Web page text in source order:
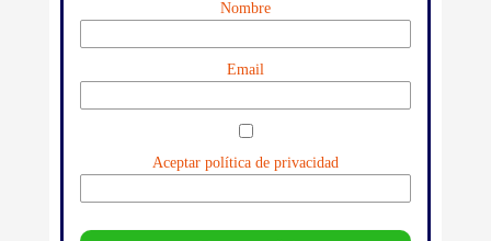
Nombre
Email
Aceptar política de privacidad